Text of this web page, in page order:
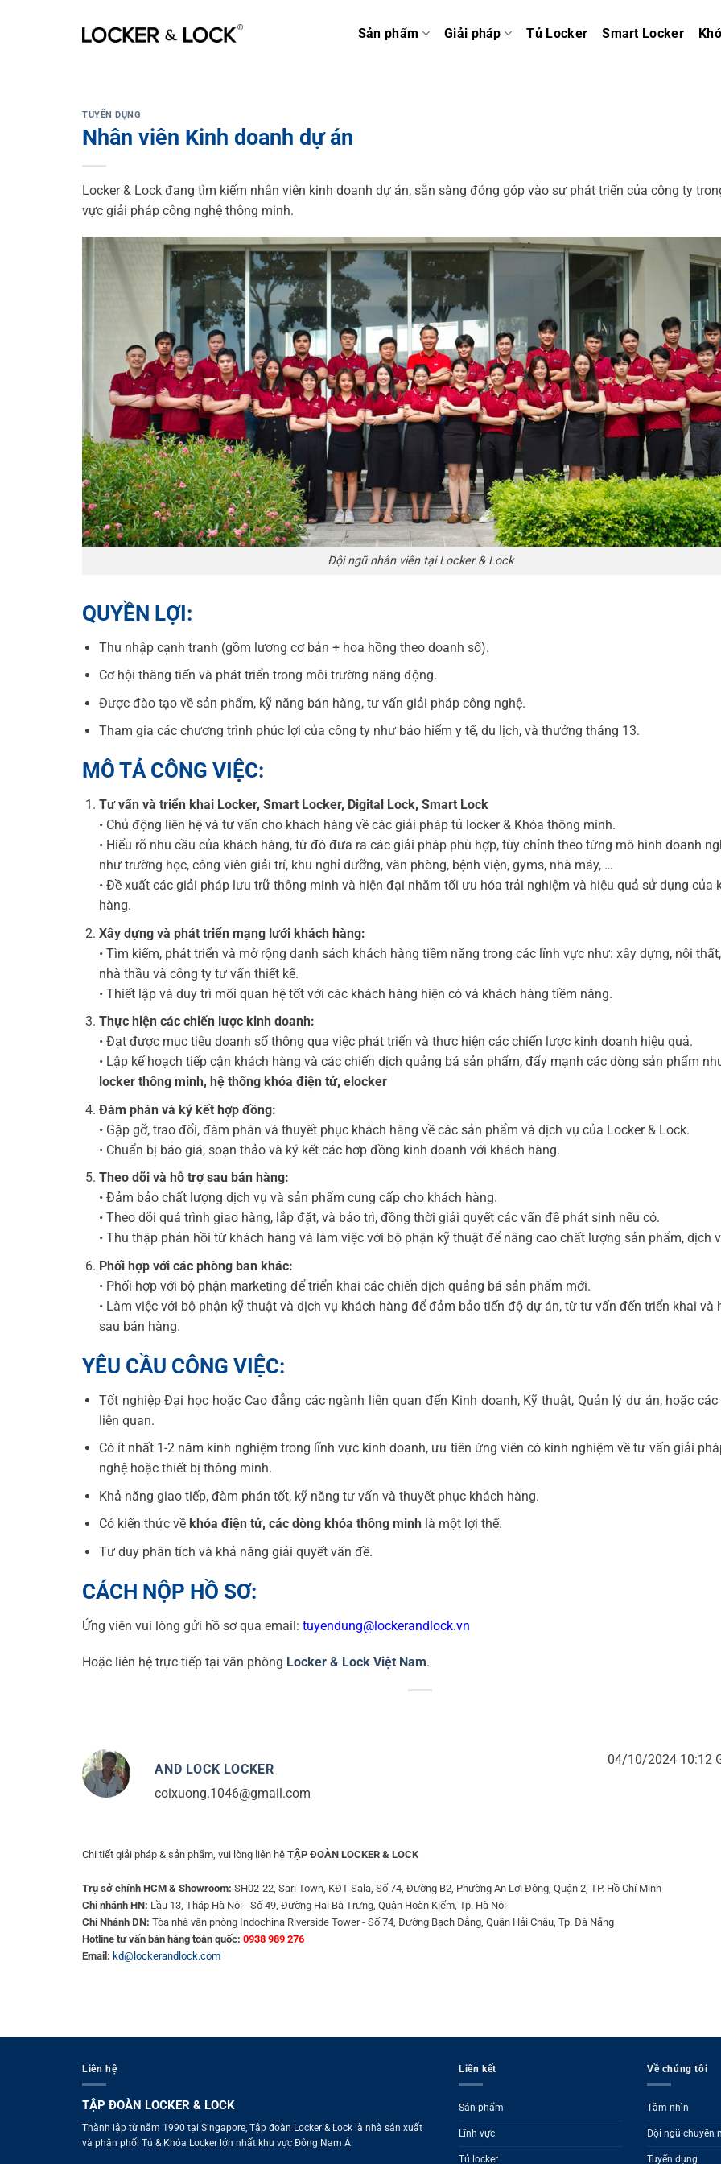
Sản phẩm Giải pháp Tủ Locker Smart Locker
TUYỂN DỤNG
Nhân viên Kinh doanh dự án
Locker & Lock đang tìm kiếm nhân viên kinh doanh dự án, sẵn sàng đóng góp vào sự phát triển của công ty
vực giải pháp công nghệ thông minh.
Đội ngũ nhân viên tại Locker & Lock
QUYỀN LỢI:
Thu nhập cạnh tranh (gồm lương cơ bản + hoa hồng theo doanh số).
Cơ hội thăng tiến và phát triển trong môi trường năng động.
Được đào tạo về sản phẩm, kỹ năng bán hàng, tư vấn giải pháp công nghệ.
Tham gia các chương trình phúc lợi của công ty như bảo hiểm y tế, du lịch, và thưởng tháng 13.
MÔ TẢ CÔNG VIỆC:
Tư vấn và triển khai Locker, Smart Locker, Digital Lock, Smart Lock
• Chủ động liên hệ và tư vấn cho khách hàng về các giải pháp tủ locker & Khóa thông minh.
• Hiểu rõ nhu cầu của khách hàng, từ đó đưa ra các giải pháp phù hợp, tùy chỉnh theo từng mô hình doanh
như trường học, công viên giải trí, khu nghỉ dưỡng, văn phòng, bệnh viện, gyms, nhà máy, …
• Đề xuất các giải pháp lưu trữ thông minh và hiện đại nhằm tối ưu hóa trải nghiệm và hiệu quả sử dụng của
hàng.
Xây dựng và phát triển mạng lưới khách hàng:
• Tìm kiếm, phát triển và mở rộng danh sách khách hàng tiềm năng trong các lĩnh vực như: xây dựng, nội
nhà thầu và công ty tư vấn thiết kế.
• Thiết lập và duy trì mối quan hệ tốt với các khách hàng hiện có và khách hàng tiềm năng.
Thực hiện các chiến lược kinh doanh:
• Đạt được mục tiêu doanh số thông qua việc phát triển và thực hiện các chiến lược kinh doanh hiệu quả.
• Lập kế hoạch tiếp cận khách hàng và các chiến dịch quảng bá sản phẩm, đẩy mạnh các dòng sản phẩm
locker thông minh, hệ thống khóa điện tử, elocker
Đàm phán và ký kết hợp đồng:
• Gặp gỡ, trao đổi, đàm phán và thuyết phục khách hàng về các sản phẩm và dịch vụ của Locker & Lock.
• Chuẩn bị báo giá, soạn thảo và ký kết các hợp đồng kinh doanh với khách hàng.
Theo dõi và hỗ trợ sau bán hàng:
• Đảm bảo chất lượng dịch vụ và sản phẩm cung cấp cho khách hàng.
• Theo dõi quá trình giao hàng, lắp đặt, và bảo trì, đồng thời giải quyết các vấn đề phát sinh nếu có.
• Thu thập phản hồi từ khách hàng và làm việc với bộ phận kỹ thuật để nâng cao chất lượng sản phẩm, dịch
Phối hợp với các phòng ban khác:
• Phối hợp với bộ phận marketing để triển khai các chiến dịch quảng bá sản phẩm mới.
• Làm việc với bộ phận kỹ thuật và dịch vụ khách hàng để đảm bảo tiến độ dự án, từ tư vấn đến triển khai và
sau bán hàng.
YÊU CẦU CÔNG VIỆC:
Tốt nghiệp Đại học hoặc Cao đẳng các ngành liên quan đến Kinh doanh, Kỹ thuật, Quản lý dự án, hoặc các
liên quan.
Có ít nhất 1-2 năm kinh nghiệm trong lĩnh vực kinh doanh, ưu tiên ứng viên có kinh nghiệm về tư vấn giải
nghệ hoặc thiết bị thông minh.
Khả năng giao tiếp, đàm phán tốt, kỹ năng tư vấn và thuyết phục khách hàng.
Có kiến thức về khóa điện tử, các dòng khóa thông minhlà một lợi thế.
Tư duy phân tích và khả năng giải quyết vấn đề.
CÁCH NỘP HỒ SƠ:
Ứng viên vui lòng gửi hồ sơ qua email: tuyendung@lockerandlock.vn
Hoặc liên hệ trực tiếp tại văn phòng Locker & Lock Việt Nam.
AND LOCK LOCKER
coixuong.1046@gmail.com
04/10/2024 10:12
Chi tiết giải pháp & sản phẩm, vui lòng liên hệ TẬP ĐOÀN LOCKER & LOCK
Trụ sở chính HCM & Showroom: SH02-22, Sari Town, KĐT Sala, Số 74, Đường B2, Phường An Lợi Đông, Quận 2, TP. Hồ Chí Minh
Chi nhánh HN: Lầu 13, Tháp Hà Nội - Số 49, Đường Hai Bà Trưng, Quận Hoàn Kiếm, Tp. Hà Nội
Chi Nhánh ĐN: Tòa nhà văn phòng Indochina Riverside Tower - Số 74, Đường Bạch Đằng, Quận Hải Châu, Tp. Đà Nẵng
Hotline tư vấn bán hàng toàn quốc: 0938 989 276
Email: kd@lockerandlock.com
Liên hệ
TẬP ĐOÀN LOCKER & LOCK
Thành lập từ năm 1990 tại Singapore, Tập đoàn Locker & Lock là nhà sản xuất
và phân phối Tủ & Khóa Locker lớn nhất khu vực Đông Nam Á.
Liên kết
Sản phẩm
Lĩnh vực
Tủ locker
Về chúng tôi
Tầm nhìn
Đội ngũ chuyên
Tuyển dụng